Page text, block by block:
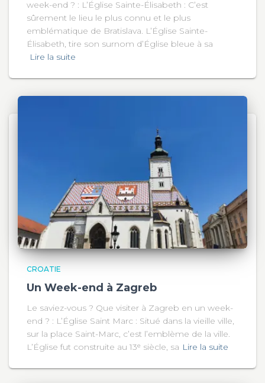
week-end ? : L’Église Sainte-Élisabeth : C’est
sûrement le lieu le plus connu et le plus
emblématique de Bratislava. L’Église Sainte-
Élisabeth, tire son surnom d’Église bleue à sa
Lire la suite
CROATIE
Un Week-end à Zagreb
Le saviez-vous ? Que visiter à Zagreb en un week-
end ? : L’Église Saint Marc : Situé dans la vieille ville,
sur la place Saint-Marc, c’est l’emblème de la ville.
L’Église fut construite au 13ᵉ siècle, sa Lire la suite